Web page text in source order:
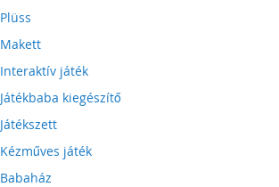
Plüss
Makett
Interaktív játék
Játékbaba kiegészítő
Játékszett
Kézműves játék
Babaház